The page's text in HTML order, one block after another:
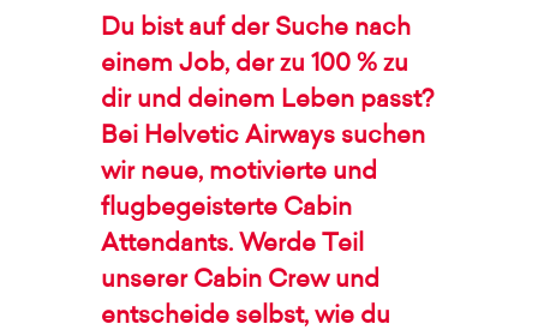
Du bist auf der Suche nach
einem Job, der zu 100 % zu
dir und deinem Leben passt?
Bei Helvetic Airways suchen
wir neue, motivierte und
flugbegeisterte Cabin
Attendants. Werde Teil
unserer Cabin Crew und
entscheide selbst, wie du